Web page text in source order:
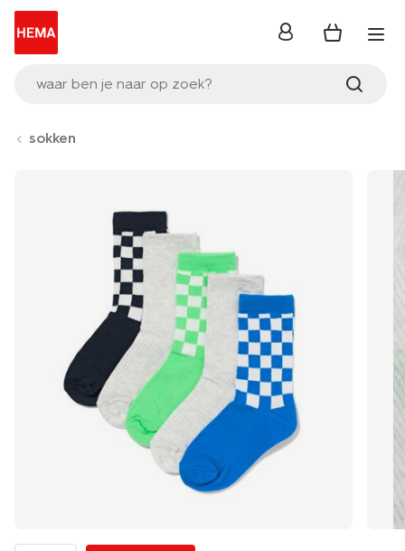
waar ben je naar op zoek?
inloggen
sokken